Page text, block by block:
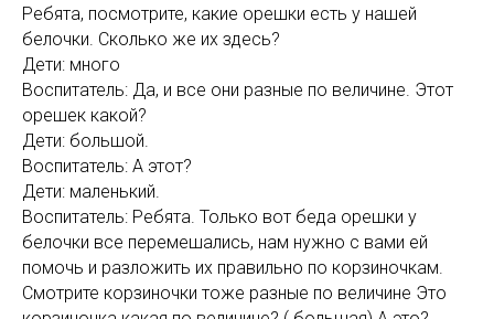
Ребята, посмотрите, какие орешки есть у нашей
белочки. Сколько же их здесь?
Дети: много
Воспитатель: Да, и все они разные по величине. Этот
орешек какой?
Дети: большой.
Воспитатель: А этот?
Дети: маленький.
Воспитатель: Ребята. Только вот беда орешки у
белочки все перемешались, нам нужно с вами ей
помочь и разложить их правильно по корзиночкам.
Смотрите корзиночки тоже разные по величине Это